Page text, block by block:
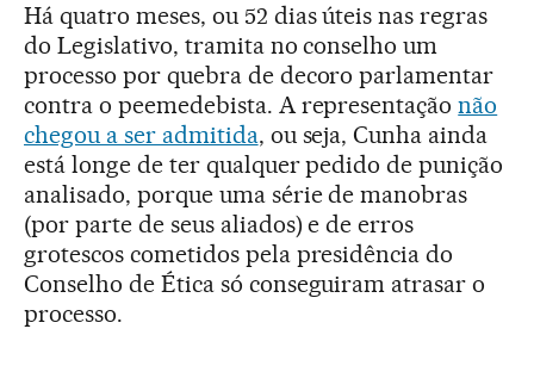
Há quatro meses, ou 52 dias úteis nas regras
do Legislativo, tramita no conselho um
processo por quebra de decoro parlamentar
contra o peemedebista. A representaçãonão
chegou a ser admitida, ou seja, Cunha ainda
está longe de ter qualquer pedido de punição
analisado, porque uma série de manobras
(por parte de seus aliados) e de erros
grotescos cometidos pela presidência do
Conselho de Ética só conseguiram atrasar o
processo.